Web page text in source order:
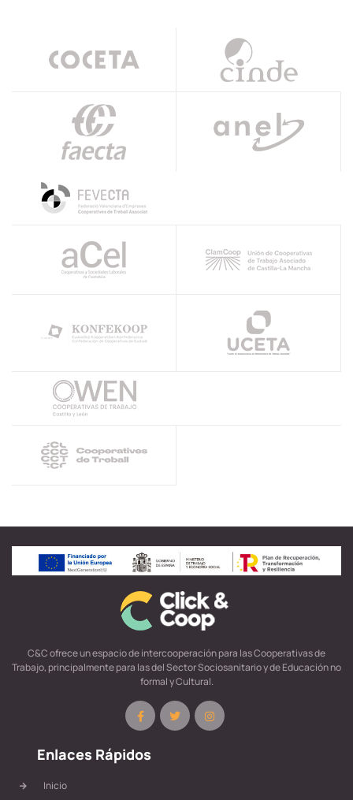
C&C ofrece un espacio de intercooperación para las Cooperativas de
Trabajo, principalmente para las del Sector Sociosanitario y de Educación no
formal y Cultural.
Enlaces Rápidos
Inicio